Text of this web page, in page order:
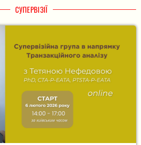
СУПЕРВІЗІЇ